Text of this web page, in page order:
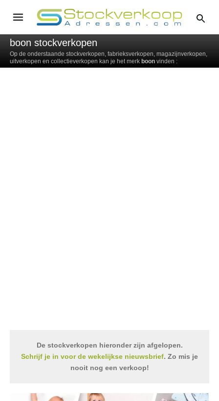
boon stockverkopen
Op de onderstaande stockverkopen, fabrieksverkopen, magazijnverkopen,
uitverkopen en collectieverkopen kan je het merk boon vinden :
De stockverkopen hieronder zijn afgelopen.
Schrijf je in voor de wekelijkse nieuwsbrief. Zo mis je
nooit nog een verkoop!